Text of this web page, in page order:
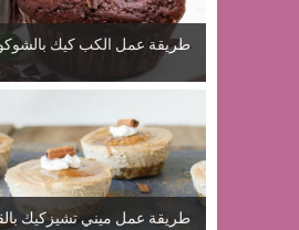
طريقة عمل الكب كيك
طريقة عمل ميني تشيزكيك